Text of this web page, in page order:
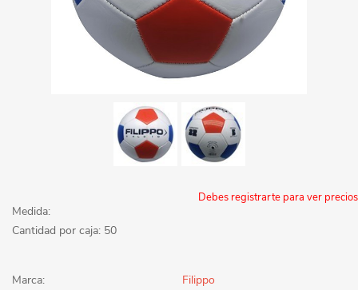
Debes registrarte para ver precios
Medida:
Cantidad por caja: 50
Marca: Filippo